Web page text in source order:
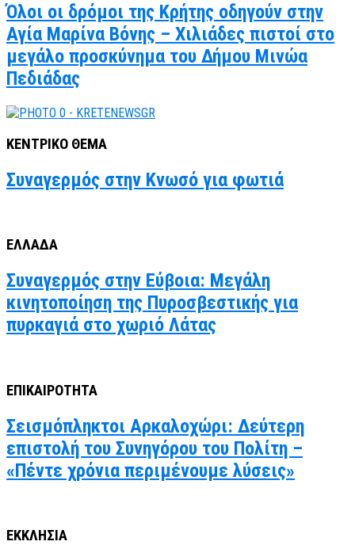
Όλοι οι δρόμοι της Κρήτης οδηγούν στην
Αγία Μαρίνα Βόνης – Χιλιάδες πιστοί στο
μεγάλο προσκύνημα του Δήμου Μινώα
Πεδιάδας
ΚΕΝΤΡΙΚΟ ΘΕΜΑ
Συναγερμός στην Κνωσό για φωτιά
ΕΛΛΑΔΑ
Συναγερμός στην Εύβοια: Μεγάλη
κινητοποίηση της Πυροσβεστικής για
πυρκαγιά στο χωριό Λάτας
ΕΠΙΚΑΙΡΟΤΗΤΑ
Σεισμόπληκτοι Αρκαλοχώρι: Δεύτερη
επιστολή του Συνηγόρου του Πολίτη –
«Πέντε χρόνια περιμένουμε λύσεις»
ΕΚΚΛΗΣΙΑ